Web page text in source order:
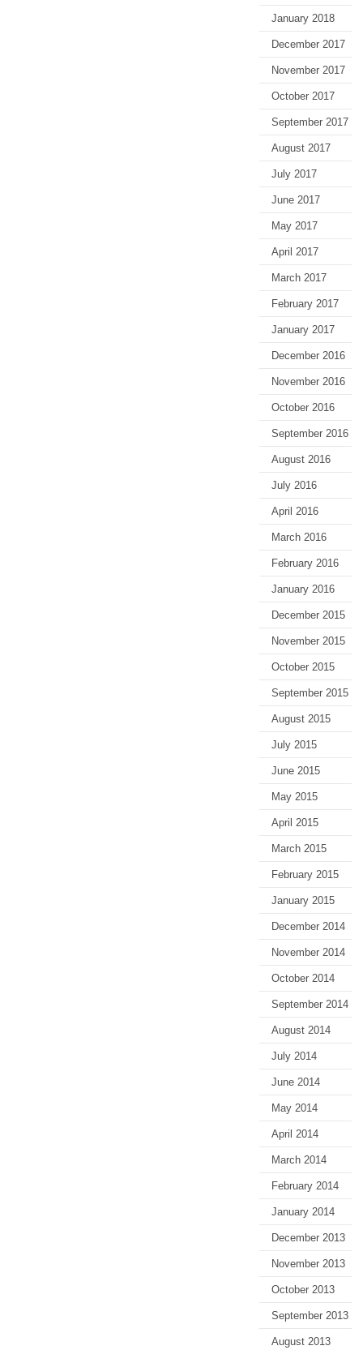
January 2018
December 2017
November 2017
October 2017
September 2017
August 2017
July 2017
June 2017
May 2017
April 2017
March 2017
February 2017
January 2017
December 2016
November 2016
October 2016
September 2016
August 2016
July 2016
April 2016
March 2016
February 2016
January 2016
December 2015
November 2015
October 2015
September 2015
August 2015
July 2015
June 2015
May 2015
April 2015
March 2015
February 2015
January 2015
December 2014
November 2014
October 2014
September 2014
August 2014
July 2014
June 2014
May 2014
April 2014
March 2014
February 2014
January 2014
December 2013
November 2013
October 2013
September 2013
August 2013